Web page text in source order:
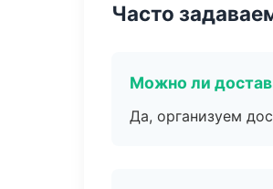
Часто
Можно ли
Да, организуем